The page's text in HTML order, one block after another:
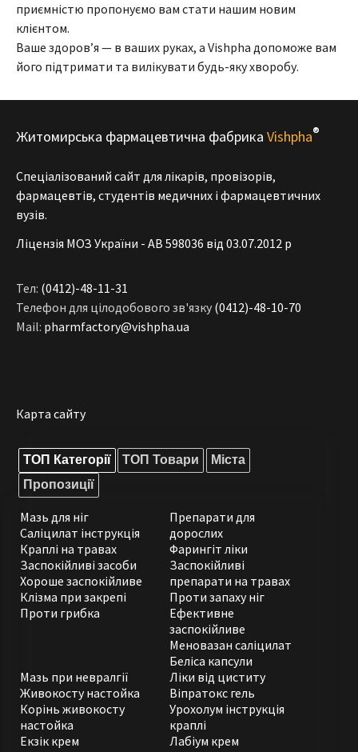
приємністю пропонуємо вам стати нашим новим
клієнтом.
Ваше здоров’я — в ваших руках, а Vishpha допоможе вам
його підтримати та вилікувати будь-яку хворобу.
Житомирська фармацевтична фабрика Vishpha®
Спеціалізований сайт для лікарів, провізорів,
фармацевтів, студентів медичних і фармацевтичних
вузів.
Ліцензія МОЗ України - АВ 598036 від 03.07.2012 р
Тел: (0412)-48-11-31
Телефон для цілодобового зв'язку (0412)-48-10-70
Mail: pharmfactory@vishpha.ua
Карта сайту
ТОП Категорії ТОП Товари
Міста
Пропозиції
Мазь для ніг
Саліцилат інструкція
Краплі на травах
Заспокійливі засоби
Хороше заспокійливе
Клізма при закрепі
Проти грибка
Препарати для
дорослих
Фарингіт ліки
Заспокійливі
препарати на травах
Проти запаху ніг
Ефективне
заспокійливе
Меновазан саліцилат
Беліса капсули
Мазь при невралгії
Живокосту настойка
Корінь живокосту
настойка
Екзік крем
Ліки від циститу
Віпратокс гель
Урохолум інструкція
краплі
Лабіум крем